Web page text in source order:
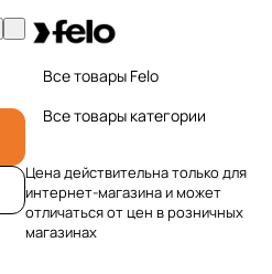
Все товары Felo
Все товары категории
Цена действительна только для
интернет-магазина и может
отличаться от цен в розничных
магазинах